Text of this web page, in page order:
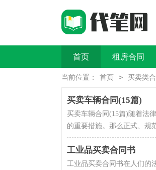
首页 租房合同
当前位置： 首页 > 买卖类合
买卖车辆合同(15篇)
买卖车辆合同(15篇)随着法
的重要措施。那么正式、规
工业品买卖合同书
工业品买卖合同书在人们的